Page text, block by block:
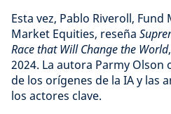
Esta vez, Pablo Riveroll,
Market Equities, reseña
Race that Will Change the World
2024. La autora Parmy
de los orígenes de la IA y las
los actores clave.